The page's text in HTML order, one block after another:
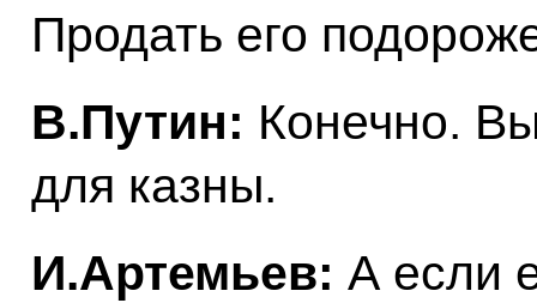
Продать его
В.Путин: Конечно.
для казны.
И.Артемьев: А если